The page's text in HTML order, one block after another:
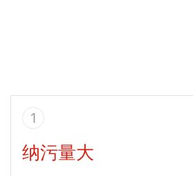
1
纳污量大